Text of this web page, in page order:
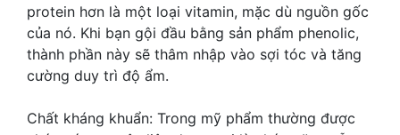
protein hơn là một loại vitamin, mặc dù nguồn gốc
của nó. Khi bạn gội đầu bằng sản phẩm phenolic,
thành phần này sẽ thâm nhập vào sợi tóc và tăng
cường duy trì độ ẩm.
Chất kháng khuẩn: Trong mỹ phẩm thường được